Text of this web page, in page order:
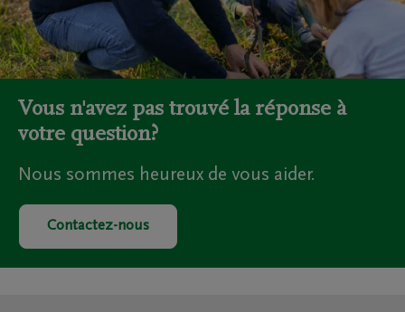
Vous n'avez pas trouvé la réponse à
votre question?
Nous sommes heureux de vous aider.
Contactez-nous